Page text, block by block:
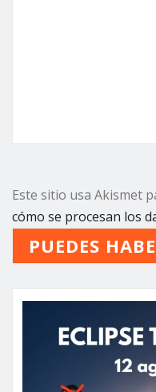
Este sitio usa Akismet
cómo se procesan los
PUEDES